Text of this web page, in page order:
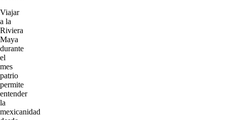
Viajar
a la
Riviera
Maya
durante
el
mes
patrio
permite
entender
la
mexicanidad